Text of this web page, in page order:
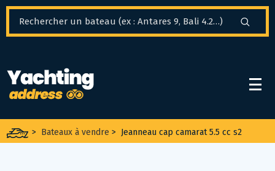
> Bateaux à vendre > Jeanneau cap camarat 5.5 cc s2
Panneau de gestion des cookies